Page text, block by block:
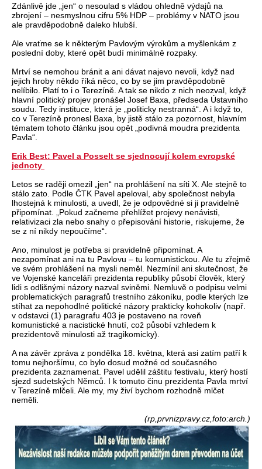
Zdánlivě jde „jen“ o nesoulad s vládou ohledně výdajů na
zbrojení – nesmyslnou cifru 5% HDP – problémy v NATO jsou
ale pravděpodobně daleko hlubší.
Ale vraťme se k některým Pavlovým výrokům a myšlenkám z
poslední doby, které opět budí minimálně rozpaky.
Mrtví se nemohou bránit a ani dávat najevo nevoli, když nad
jejich hroby někdo říká něco, co by se jim pravděpodobně
nelíbilo. Platí to i o Terezíně. A tak se nikdo z nich neozval, když
hlavní politický projev pronášel Josef Baxa, předseda Ústavního
soudu. Tedy instituce, která je „politicky nestranná“. A i když to,
co v Terezíně pronesl Baxa, by jistě stálo za pozornost, hlavním
tématem tohoto článku jsou opět „podivná moudra prezidenta
Pavla“.
Erik Best: Pavel a Posselt se sjednocují kolem evropské
jednoty
Letos se raději omezil „jen“ na prohlášení na síti X. Ale stejně to
stálo zato. Podle ČTK Pavel apeloval, aby společnost nebyla
lhostejná k minulosti, a uvedl, že je odpovědné si ji pravidelně
připomínat. „Pokud začneme přehlížet projevy nenávisti,
relativizaci zla nebo snahy o přepisování historie, riskujeme, že
se z ní nikdy nepoučíme“.
Ano, minulost je potřeba si pravidelně připomínat. A
nezapomínat ani na tu Pavlovu – tu komunistickou. Ale tu zřejmě
ve svém prohlášení na mysli neměl. Nezmínil ani skutečnost, že
ve Vojenské kanceláři prezidenta republiky působí člověk, který
lidi s odlišnými názory nazval sviněmi. Nemluvě o podpisu velmi
problematických paragrafů trestního zákoníku, podle kterých lze
stíhat za nepohodlné politické názory prakticky kohokoliv (např.
v odstavci (1) paragrafu 403 je postaveno na roveň
komunistické a nacistické hnutí, což působí vzhledem k
prezidentově minulosti až tragikomicky).
A na závěr zpráva z pondělka 18. května, která asi zatím patří k
tomu nejhoršímu, co bylo dosud možné od současného
prezidenta zaznamenat. Pavel udělil záštitu festivalu, který hostí
sjezd sudetských Němců. I k tomuto činu prezidenta Pavla mrtví
v Terezíně mlčeli. Ale my, my živí bychom rozhodně mlčet
neměli.
(rp,prvnizpravy.cz,foto:arch.)